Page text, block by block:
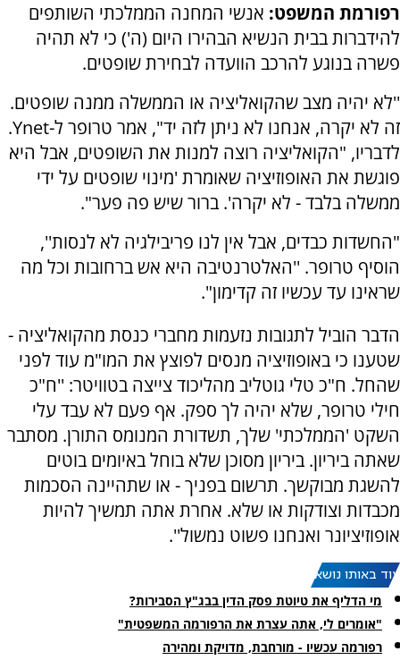
רפורמת המשפט: אנשי המחנה הממלכתי השותפים
להידברות בבית הנשיא הבהירו היום (ה') כי לא תהיה
פשרה בנוגע להרכב הוועדה לבחירת שופטים.
''לא יהיה מצב שהקואליציה או הממשלה ממנה שופטים.
זה לא יקרה, אנחנו לא ניתן לזה יד", אמר טרופר ל-Ynet.
לדבריו, "הקואליציה רוצה למנות את השופטים, אבל היא
פוגשת את האופוזיציה שאומרת 'מינוי שופטים על ידי
ממשלה בלבד - לא יקרה'. ברור שיש פה פער".
"החשדות כבדים, אבל אין לנו פריבילגיה לא לנסות'',
הוסיף טרופר. ''האלטרנטיבה היא אש ברחובות וכל מה
שראינו עד עכשיו זה קדימון".
הדבר הוביל לתגובות נזעמות מחברי כנסת מהקואליציה -
שטענו כי באופוזיציה מנסים לפוצץ את המו"מ עוד לפני
שהחל. ח"כ טלי גוטליב מהליכוד צייצה בטוויטר: ''ח"כ
חילי טרופר, שלא יהיה לך ספק. אף פעם לא עבד עלי
השקט 'הממלכתי' שלך, תשדורת המנומס התורן. מסתבר
שאתה ביריון. ביריון מסוכן שלא בוחל באיומים בוטים
להשגת מבוקשך. תרשום בפניך - או שתהיינה הסכמות
מכבדות וצודקות או שלא. אחרת אתה תמשיך להיות
אופוזיציונר ואנחנו פשוט נמשול''.
עוד באותו נושא:
מי הדליף את טיוטת פסק הדין בבג"ץ הסבירות?
"אומרים לי, אתה עצרת את הרפורמה המשפטית"
רפורמה עכשיו - מורחבת, מדויקת ומהירה